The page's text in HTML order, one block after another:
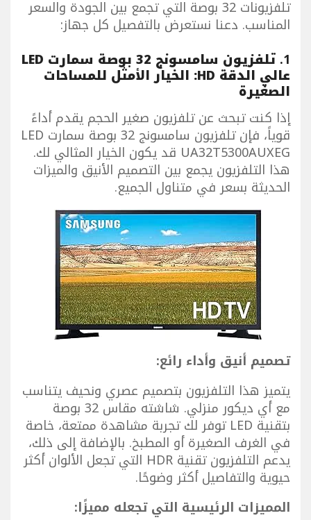
تلفزيونات 32 بوصة التي تجمع بين الجودة والسعر
المناسب. دعنا نستعرض بالتفصيل كل جهاز:
1.
تلفزيون سامسونج 32 بوصة سمارت LED
عالي الدقة HD: الخيار الأمثل للمساحات
الصغيرة
إذا كنت تبحث عن تلفزيون صغير الحجم يقدم أداءً
قوياً، فإن تلفزيون سامسونج 32 بوصة سمارت LED
UA32T5300AUXEG قد يكون الخيار المثالي لك.
هذا التلفزيون يجمع بين التصميم الأنيق والميزات
الحديثة بسعر في متناول الجميع.
تصميم أنيق وأداء رائع:
يتميز هذا التلفزيون بتصميم عصري ونحيف يتناسب
مع أي ديكور منزلي. شاشته مقاس 32 بوصة
بتقنية LED توفر لك تجربة مشاهدة ممتعة، خاصة
في الغرف الصغيرة أو المطبخ. بالإضافة إلى ذلك،
يدعم التلفزيون تقنية HDR التي تجعل الألوان أكثر
حيوية والتفاصيل أكثر وضوحًا.
المميزات الرئيسية التي تجعله مميزًا: